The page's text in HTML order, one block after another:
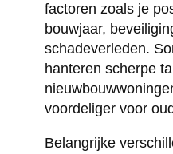
factoren zoals je
bouwjaar,
schadeverleden.
hanteren scherpe
voordeliger voor
Belangrijke